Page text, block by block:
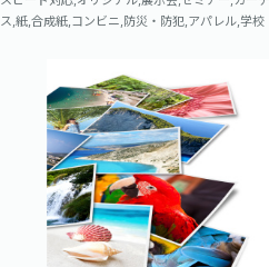
ス,紙,合成紙,コンビニ,防災・防犯,アパレル,学校